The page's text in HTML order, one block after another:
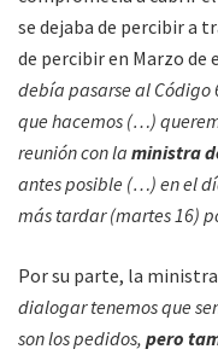
se dejaba de percibir a
de percibir en Marzo de
debía pasarse al Código
que hacemos (…)
reunión con la ministra
antes posible (…) en el
más tardar (martes 16)
Por su parte, la
dialogar tenemos que
son los pedidos, pero